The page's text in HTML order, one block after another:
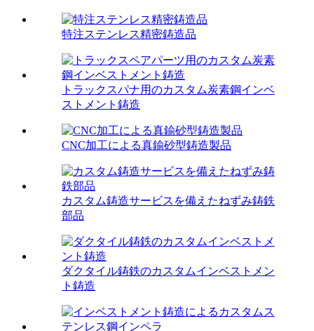
特注ステンレス精密鋳造品
トラックスパナ用のカスタム炭素鋼インベ
ストメント鋳造
CNC加工による真鍮砂型鋳造製品
カスタム鋳造サービスを備えたねずみ鋳鉄
部品
ダクタイル鋳鉄のカスタムインベストメン
ト鋳造